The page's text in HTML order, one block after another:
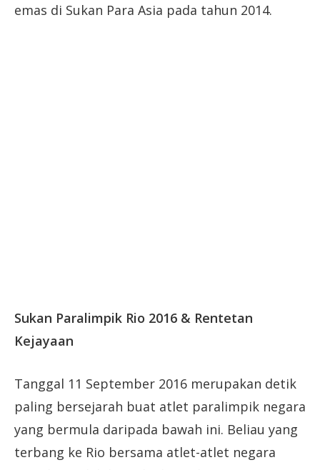
emas di Sukan Para Asia pada tahun 2014.
Sukan Paralimpik Rio 2016 & Rentetan
Kejayaan
Tanggal 11 September 2016 merupakan detik
paling bersejarah buat atlet paralimpik negara
yang bermula daripada bawah ini. Beliau yang
terbang ke Rio bersama atlet-atlet negara